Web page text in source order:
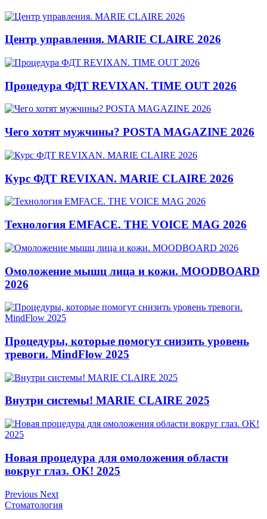
Центр управления. MARIE CLAIRE 2026
Процедура ФДТ REVIXAN. TIME OUT 2026
Чего хотят мужчины? POSTA MAGAZINE 2026
Курс ФДТ REVIXAN. MARIE CLAIRE 2026
Технология EMFACE. THE VOICE MAG 2026
Омоложение мышц лица и кожи. MOODBOARD
2026
Процедуры, которые помогут снизить уровень
тревоги. MindFlow 2025
Внутри системы! MARIE CLAIRE 2025
Новая процедура для омоложения области
вокруг глаз. OK! 2025
Previous Next
Стоматология